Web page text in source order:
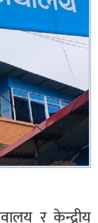
र केन्द्रीय